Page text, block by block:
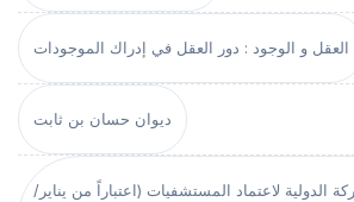
العقل و الوجود : دور العقل في إدراك الموجودات
ديوان حسان بن ثابت
الدولية لاعتماد المستشفيات (اعتباراً من يناير/